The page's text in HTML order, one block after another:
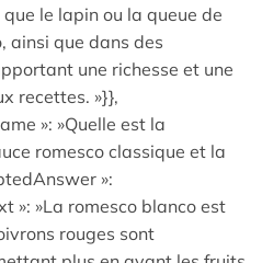
le lapin ou la queue de
ainsi que dans des
une richesse et une
recettes. »}},
»: »Quelle est la
romesco classique et la
»:
»: »La romesco blanco est
rouges sont